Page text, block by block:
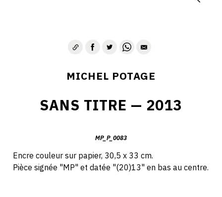
MICHEL POTAGE
SANS TITRE — 2013
MP_P_0083
Encre couleur sur papier, 30,5 x 33 cm.
Pièce signée "MP" et datée "(20)13" en bas au centre.